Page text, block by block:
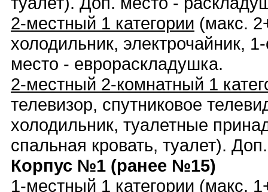
2-местный 1 категории (макс.
холодильник, электрочайник,
место - еврораскладушка.
2-местный 2-комнатный 1
телевизор, спутниковое
холодильник, туалетные
спальная кровать, туалет).
Корпус №1 (ранее №15)
1-местный 1 категории (макс.